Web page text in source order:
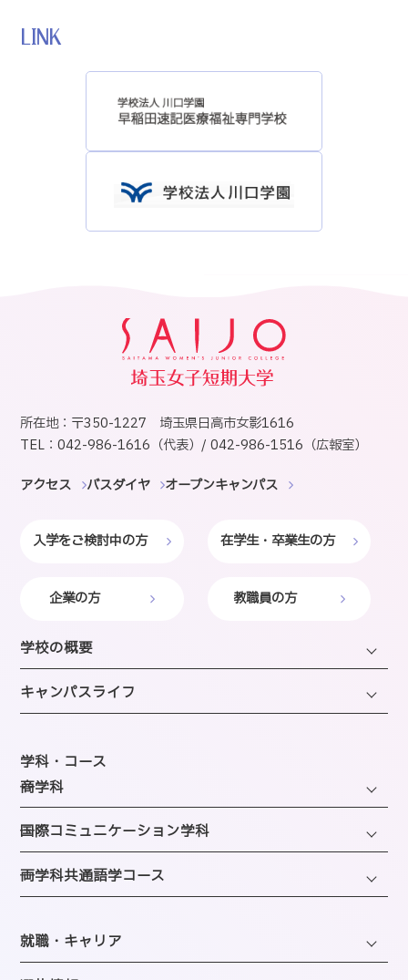
LINK
所在地：〒350-1227 埼玉県日高市女影1616
TEL：042-986-1616（代表）/ 042-986-1516（広報室）
アクセス バスダイヤ オープンキャンパス
入学をご検討中の方 在学生・卒業生の方
企業の方 教職員の方
学校の概要
学長・理事長挨拶
建学の精神・沿革・校歌
SAIJOの特徴
選ばれる理由
アクセス
キャンパスライフ
年間スケジュール
施設のご紹介
図書館
クラブ＆サークルのご案内
海外留学制度
学科・コース
─商学科
ファッション・トレンドコース
ビューティーホスピタリティコース
経営・マーケティングコース
医療事務コンピュータコース
─国際コミュニケーション学科
観光・ツアープランニングコース
ホテル・ホスピタリティコース
エアライン・ホスピタリティコース
ブライダル・コーディネートコース
─両学科共通語学コース
英語コミュニケーションコース
就職・キャリア
キャリアサポートセンター